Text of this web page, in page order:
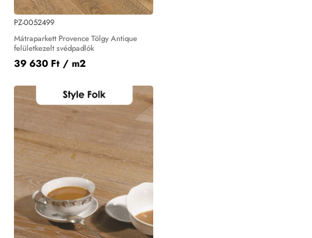
PZ-0052499
Mátraparkett Provence Tölgy Antique
felületkezelt svédpadlók
39 630 Ft / m2